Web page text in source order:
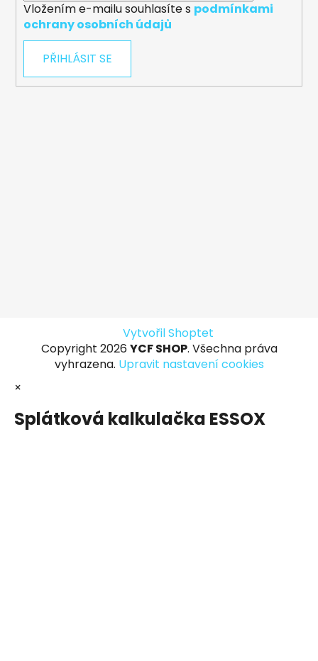
Vložením e-mailu souhlasíte s podmínkami
ochrany osobních údajů
PŘIHLÁSIT SE
Vytvořil Shoptet
Copyright 2026 YCF SHOP. Všechna práva
vyhrazena. Upravit nastavení cookies
×
Splátková kalkulačka ESSOX